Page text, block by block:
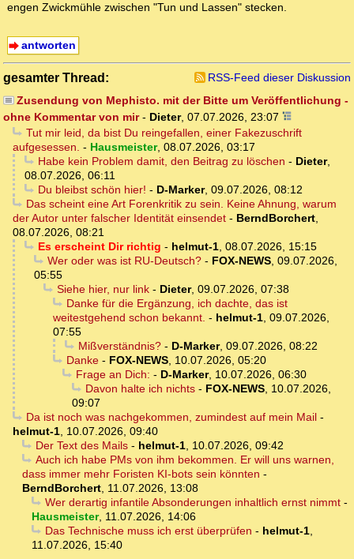
engen Zwickmühle zwischen "Tun und Lassen" stecken.
antworten
gesamter Thread:
RSS-Feed dieser Diskussion
Zusendung von Mephisto. mit der Bitte um Veröffentlichung -
ohne Kommentar von mir- Dieter, 07.07.2026, 23:07
Tut mir leid, da bist Du reingefallen, einer Fakezuschrift
aufgesessen. - Hausmeister, 08.07.2026, 03:17
Habe kein Problem damit, den Beitrag zu löschen - Dieter,
08.07.2026, 06:11
Du bleibst schön hier! - D-Marker, 09.07.2026, 08:12
Das scheint eine Art Forenkritik zu sein. Keine Ahnung, warum
der Autor unter falscher Identität einsendet - BerndBorchert,
08.07.2026, 08:21
Es erscheint Dir richtig - helmut-1, 08.07.2026, 15:15
Wer oder was ist RU-Deutsch?- FOX-NEWS, 09.07.2026,
05:55
Siehe hier, nur link- Dieter, 09.07.2026, 07:38
Danke für die Ergänzung, ich dachte, das ist
weitestgehend schon bekannt. - helmut-1, 09.07.2026,
07:55
Mißverständnis?- D-Marker, 09.07.2026, 08:22
Danke- FOX-NEWS, 10.07.2026, 05:20
Frage an Dich: - D-Marker, 10.07.2026, 06:30
Davon halte ich nichts- FOX-NEWS, 10.07.2026,
09:07
Da ist noch was nachgekommen, zumindest auf mein Mail-
helmut-1, 10.07.2026, 09:40
Der Text des Mails- helmut-1, 10.07.2026, 09:42
Auch ich habe PMs von ihm bekommen. Er will uns warnen,
dass immer mehr Foristen KI-bots sein könnten -
BerndBorchert, 11.07.2026, 13:08
Wer derartig infantile Absonderungen inhaltlich ernst nimmt-
Hausmeister, 11.07.2026, 14:06
Das Technische muss ich erst überprüfen - helmut-1,
11.07.2026, 15:40